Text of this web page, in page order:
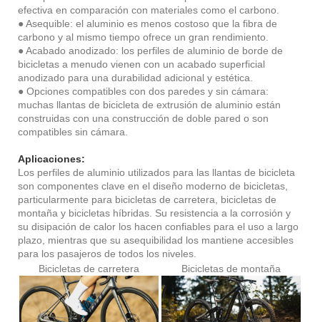
efectiva en comparación con materiales como el carbono.
● Asequible: el aluminio es menos costoso que la fibra de
carbono y al mismo tiempo ofrece un gran rendimiento.
● Acabado anodizado: los perfiles de aluminio de borde de
bicicletas a menudo vienen con un acabado superficial
anodizado para una durabilidad adicional y estética.
● Opciones compatibles con dos paredes y sin cámara:
muchas llantas de bicicleta de extrusión de aluminio están
construidas con una construcción de doble pared o son
compatibles sin cámara.
Aplicaciones:
Los perfiles de aluminio utilizados para las llantas de bicicleta
son componentes clave en el diseño moderno de bicicletas,
particularmente para bicicletas de carretera, bicicletas de
montaña y bicicletas híbridas. Su resistencia a la corrosión y
su disipación de calor los hacen confiables para el uso a largo
plazo, mientras que su asequibilidad los mantiene accesibles
para los pasajeros de todos los niveles.
Bicicletas de carretera
Bicicletas de montaña